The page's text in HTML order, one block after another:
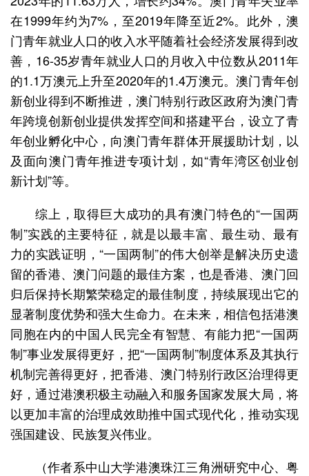
在1999年约为7%，至2019年降至近2%。此外，澳
门青年就业人口的收入水平随着社会经济发展得到改
善，16-35岁青年就业人口的月收入中位数从2011年
的1.1万澳元上升至2020年的1.4万澳元。澳门青年创
新创业得到不断推进，澳门特别行政区政府为澳门青
年跨境创新创业提供发挥空间和搭建平台，设立了青
年创业孵化中心，向澳门青年群体开展援助计划，以
及面向澳门青年推进专项计划，如“青年湾区创业创
新计划”等。
综上，取得巨大成功的具有澳门特色的“一国两
制”实践的主要特征，就是以最丰富、最生动、最有
力的实践证明，“一国两制”的伟大创举是解决历史遗
留的香港、澳门问题的最佳方案，也是香港、澳门回
归后保持长期繁荣稳定的最佳制度，持续展现出它的
显著制度优势和强大生命力。在未来，相信包括港澳
同胞在内的中国人民完全有智慧、有能力把“一国两
制”事业发展得更好，把“一国两制”制度体系及其执行
机制完善得更好，把香港、澳门特别行政区治理得更
好，通过港澳积极主动融入和服务国家发展大局，将
以更加丰富的治理成效助推中国式现代化，推动实现
强国建设、民族复兴伟业。
（作者系中山大学港澳珠江三角洲研究中心、粤